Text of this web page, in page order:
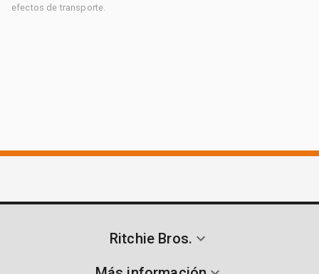
efectos de transporte.
Ritchie Bros.